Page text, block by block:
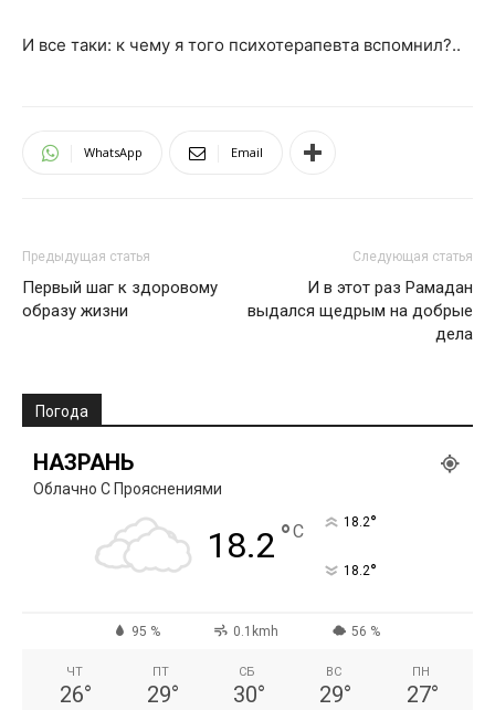
И все таки: к чему я того психотерапевта вспомнил?..
WhatsApp Email
Предыдущая статья
Первый шаг к здоровому
образу жизни
Следующая статья
И в этот раз Рамадан
выдался щедрым на добрые
дела
Погода
НАЗРАНЬ
Облачно С Прояснениями
18.2 °C 18.2°
18.2°
95 % 0.1kmh 56 %
ЧТ
26°
ПТ
29°
СБ
30°
ВС
29°
ПН
27°